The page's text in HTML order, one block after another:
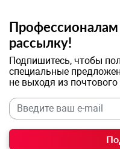
рассылку!
Подпишитесь, чтобы
специальные
не выходя из